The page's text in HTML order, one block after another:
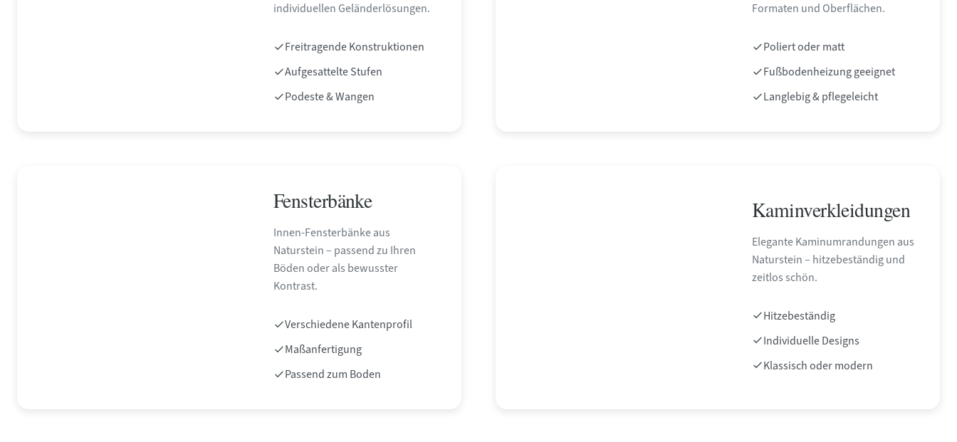
individuellen Geländerlösungen.
Freitragende Konstruktionen
Aufgesattelte Stufen
Podeste & Wangen
Formaten und Oberflächen.
Poliert oder matt
Fußbodenheizung geeignet
Langlebig & pflegeleicht
Fensterbänke
Innen-Fensterbänke aus
Naturstein – passend zu Ihren
Böden oder als bewusster
Kontrast.
Verschiedene Kantenprofil
Maßanfertigung
Passend zum Boden
Kaminverkleidungen
Elegante Kaminumrandungen aus
Naturstein – hitzebeständig und
zeitlos schön.
Hitzebeständig
Individuelle Designs
Klassisch oder modern